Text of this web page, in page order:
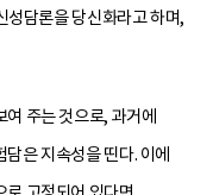
담론을 당신화라고 하며,
주는 것으로, 과거에
은 지속성을 띤다. 이에